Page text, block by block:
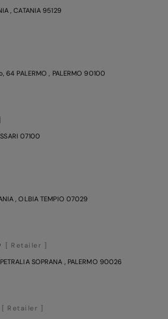
, CATANIA 95129
64 PALERMO, PALERMO 90100
07100
, OLBIA TEMPIO 07029
[ Retailer ]
SOPRANA , PALERMO 90026
[ Retailer ]